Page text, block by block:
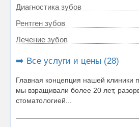
Диагностика зубов
Рентген зубов
Лечение зубов
➡️ Все услуги и цены (28)
Главная концепция нашей клиники
мы взращивали более 20 лет,
стоматологией...